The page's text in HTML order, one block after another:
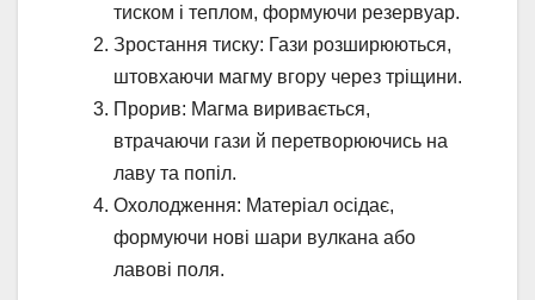
тиском і теплом, формуючи резервуар.
Зростання тиску: Гази розширюються,
штовхаючи магму вгору через тріщини.
Прорив: Магма виривається,
втрачаючи гази й перетворюючись на
лаву та попіл.
Охолодження: Матеріал осідає,
формуючи нові шари вулкана або
лавові поля.